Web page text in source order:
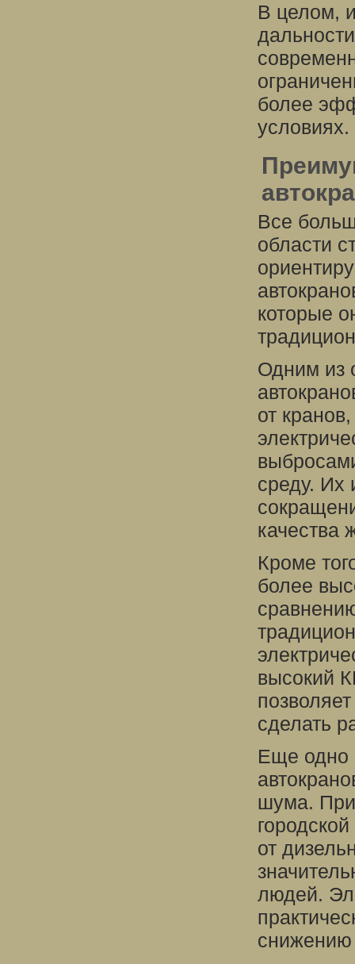
В целом,
более
условиях.
Все
области
которые
Одним из
от
среду. Их
качества
Кроме
более
высокий
сделать
Еще одно
шума. При
от
людей.
снижению